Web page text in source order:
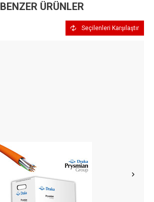
BENZER ÜRÜNLER
Seçilenleri Karşılaştır